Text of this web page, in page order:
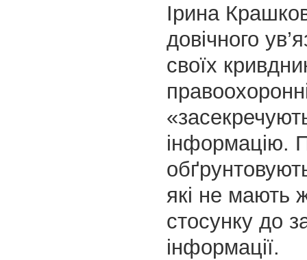
Ірина
довічного
своїх
інформацію.
які не мають
стосунку до
інформації.